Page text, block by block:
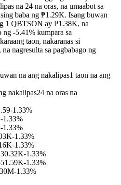
na 24 na oras, na umaabot sa
baba ng ₱1.29K. Isang buwan
1 QBTSON ay ₱1.38K, na
ng -5.41% kumpara sa
taon, nakaranas si
na nagresulta sa pagbabago ng
na ang nakalipas1 taon na ang
nakalipas24 na oras na
-1.33%
-1.33%
-1.33%
-1.33%
-1.33%
-1.33%
-1.33%
-1.33%